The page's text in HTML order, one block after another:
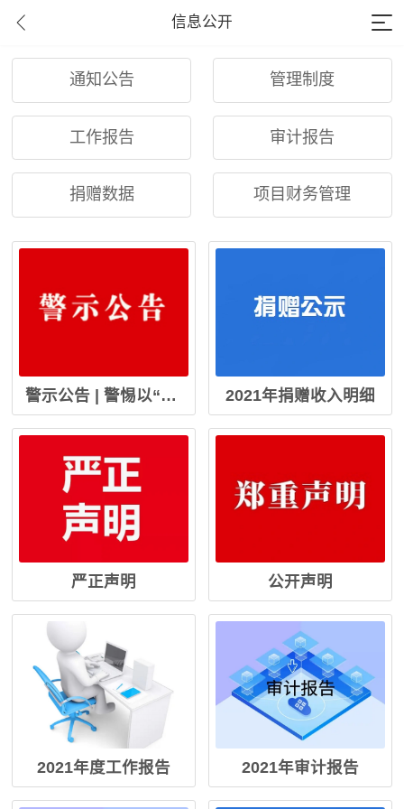
信息公开
通知公告 管理制度
工作报告 审计报告
捐赠数据 项目财务管理
警示公告 | 警惕以“捐赠返现”为伪装的欺诈活动 2021年捐赠收入明细
严正声明 公开声明
2021年度工作报告 2021年审计报告